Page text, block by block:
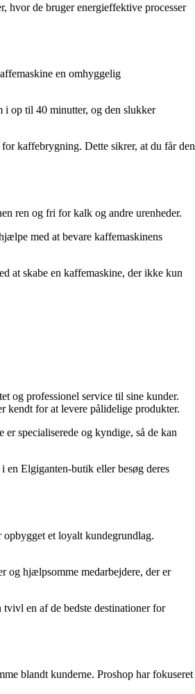
hvor de bruger energieffektive processer
en omhyggelig
i op til 40 minutter, og den slukker
kaffebrygning. Dette sikrer, at du får den
ren og fri for kalk og andre urenheder.
med at bevare kaffemaskinens
at skabe en kaffemaskine, der ikke kun
og professionel service til sine kunder.
kendt for at levere pålidelige produkter.
specialiserede og kyndige, så de kan
en Elgiganten-butik eller besøg deres
et loyalt kundegrundlag.
og hjælpsomme medarbejdere, der er
en af de bedste destinationer for
blandt kunderne. Proshop har fokuseret